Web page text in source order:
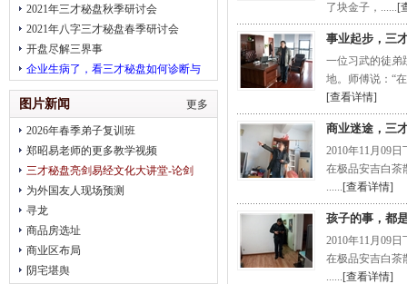
2021年三才秘盘秋季研讨会
2021年八字三才秘盘春季研讨会
开盘尽解三界事
企业生病了，看三才秘盘如何诊断与
治疗
更多
图片新闻
2026年春季弟子复训班
郑昭易老师的更多教学视频
三才秘盘亮剑易经文化大讲堂-论剑
2018趋势
为外国友人现场预测
寻龙
商品房选址
商业区布局
阴宅堪舆
了块金子，......[
事业起步，三
一位习武的徒弟
地。师傅说：“
[查看详情]
商业迷途，三
2010年11月09
在极品安吉白茶
......[查看详情]
孩子的事，都
2010年11月09
在极品安吉白茶
......[查看详情]